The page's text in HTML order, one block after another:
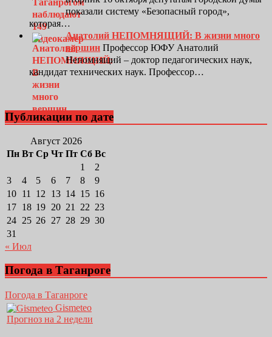
показали систему «Безопасный город»,
которая…
Анатолий НЕПОМНЯЩИЙ: В жизни много
вершин Профессор ЮФУ Анатолий
Непомнящий – доктор педагогических наук,
кандидат технических наук. Профессор…
Публикации по дате
Август 2026
Пн Вт Ср Чт Пт Сб Вс
1
2
3
4 5 6 7 8
9
10 11 12 13 14 15 16
17 18 19 20 21 22 23
24 25 26 27 28 29 30
31
« Июл
Погода в Таганроге
Погода в Таганроге
Gismeteo
Прогноз на 2 недели